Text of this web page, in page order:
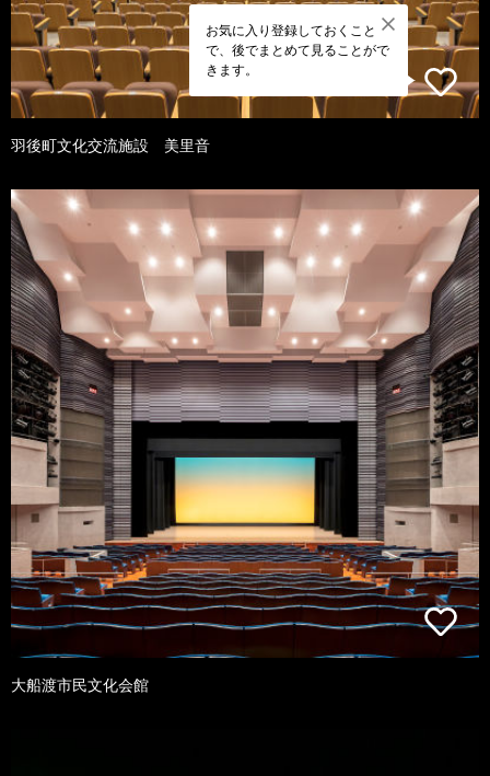
お気に入り登録しておくこと
で、後でまとめて見ることがで
きます。
羽後町文化交流施設 美里音
大船渡市民文化会館